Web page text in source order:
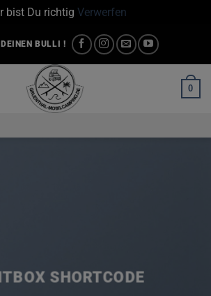
bist Du richtig Verwerfen
BULLI !
0
SHORTCODE